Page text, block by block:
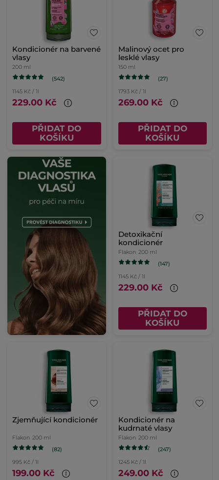
Kondicionér na barvené
vlasy
200 ml
(542)
1145 Kč / 1l
229.00 Kč
PŘIDAT DO
KOŠÍKU
Malinový ocet pro
lesklé vlasy
150 ml
(27)
1793 Kč / 1l
269.00 Kč
PŘIDAT DO
KOŠÍKU
Detoxikační
kondicionér
Flakon 200 ml
(147)
1145 Kč / 1l
229.00 Kč
PŘIDAT DO
KOŠÍKU
Zjemňující kondicionér
Flakon 200 ml
(82)
995 Kč / 1l
199.00 Kč
Kondicionér na
kudrnaté vlasy
Flakon 200 ml
(247)
1245 Kč / 1l
249.00 Kč